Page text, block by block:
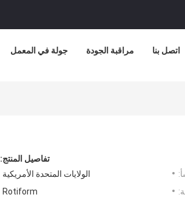
جولة في المعمل مراقبة الجودة اتصل بنا
تفاصيل المنتج:
الولايات المتحدة الأمريكية
Rotiform